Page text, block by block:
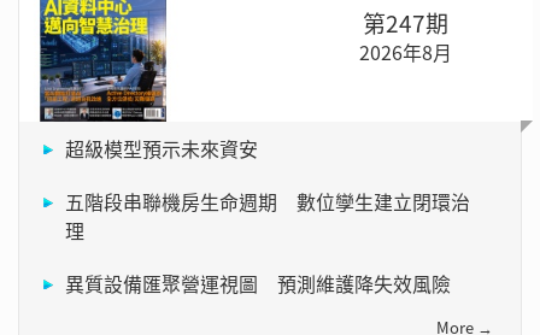
第247期
2026年8月
超級模型預示未來資安
五階段串聯機房生命週期 數位孿生建立閉環治
理
異質設備匯聚營運視圖 預測維護降失效風險
More →